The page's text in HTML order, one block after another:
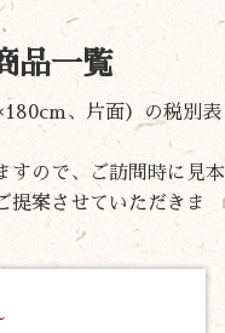
品一覧
、片面）の税別表
すので、ご訪問時に見本
提案させていただきま